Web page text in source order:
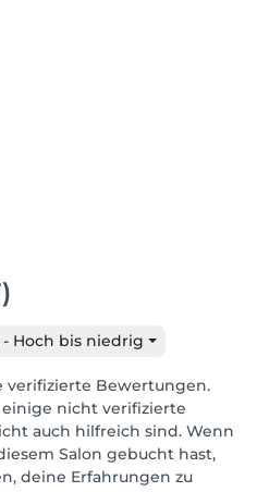
Hoch bis niedrig
verifizierte Bewertungen.
nicht verifizierte
auch hilfreich sind. Wenn
Salon gebucht hast,
deine Erfahrungen zu